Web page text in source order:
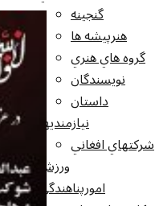
گنجينه
هنرپيشه ها
گروه هاي هنري
نويسندگان
داستان
نيازمنديها
شرکتهاي افغاني
ورزش
امورپناهندگي